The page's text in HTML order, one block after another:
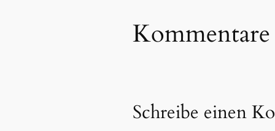
Kommentare
Schreibe einen